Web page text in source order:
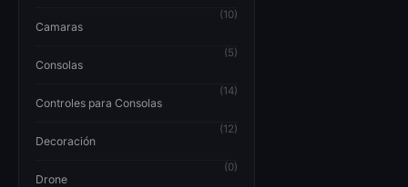
(10)
Camaras
(5)
Consolas
(14)
Controles para Consolas
(12)
Decoración
(0)
Drone